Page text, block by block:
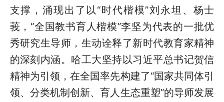
支撑，涌现出了以“时代楷模”刘永坦、杨士
莪，“全国教书育人楷模”李坚为代表的一批优
秀研究生导师，生动诠释了新时代教育家精神
的深刻内涵。哈工大坚持以习近平总书记贺信
精神为引领，在全国率先构建了“国家共同体引
领、分类机制创新、育人生态重塑”的导师发展